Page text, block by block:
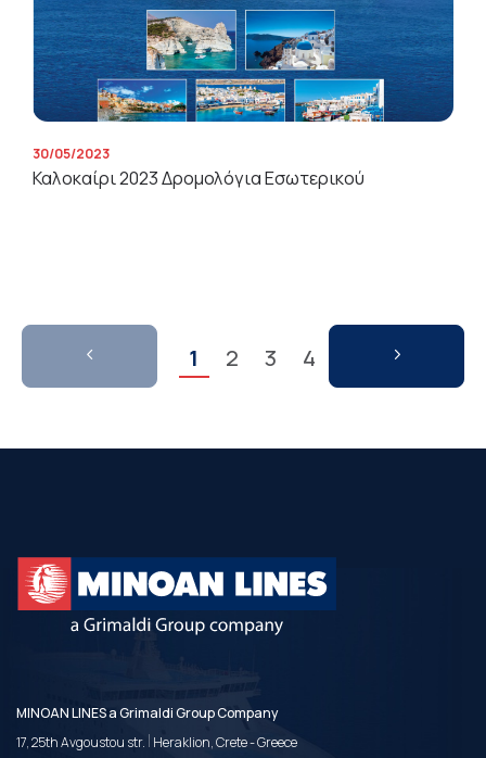
30/05/2023
Καλοκαίρι 2023 Δρομολόγια Εσωτερικού
1 2 3 4
MINOAN LINES a Grimaldi Group Company
17, 25th Avgoustou str. | Heraklion, Crete - Greece